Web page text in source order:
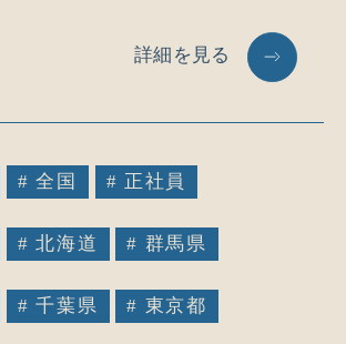
詳細を見る
# 全国 # 正社員
# 北海道 # 群馬県
# 千葉県 # 東京都